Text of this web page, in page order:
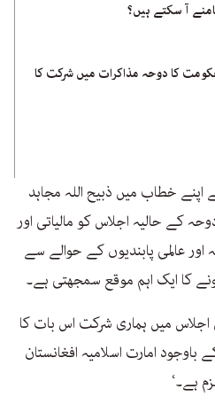
آ سکتے ہیں؟
کا دوحہ مذاکرات میں شرکت کا
خطاب میں ذبیح اللہ مجاہد
کے حالیہ اجلاس کو مالیاتی اور
عالمی پابندیوں کے حوالے سے
کا ایک اہم موقع سمجھتی ہے۔
اجلاس میں ہماری شرکت اس بات کا
امارت اسلامیہ افغانستان
ہے۔‘